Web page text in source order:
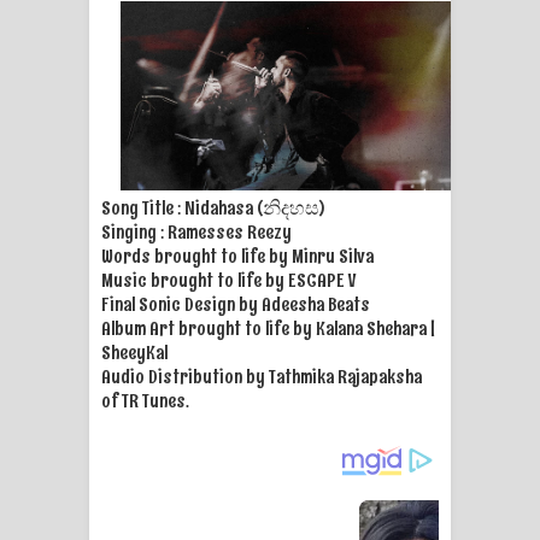
පෙම්වන්තියේ ගීතයේ පද පෙළ
Manobhawa Song Lyrics - මනෝභව
ගීතයේ පද පෙළ
Akahe Indala Song Lyrics - ආකාහේ
ඉඳලා ගීතයේ පද පෙළ
Raawaya Song Lyrics - රාවය ගීතයේ
පද පෙළ
Saddeta Denna Song Lyrics - සද්දෙට
Kaalaya Song Lyrics - කාලය ගීතයේ පද
Song Title : Nidahasa (නිදහස)
Singing : Ramesses Reezy
Words brought to life by Minru Silva‪
Music brought to life by ESCAPE V
Final Sonic Design by Adeesha Beats
Album Art brought to life by Kalana Shehara |
SheeyKal
Audio Distribution by Tathmika Rajapaksha
of TR Tunes.